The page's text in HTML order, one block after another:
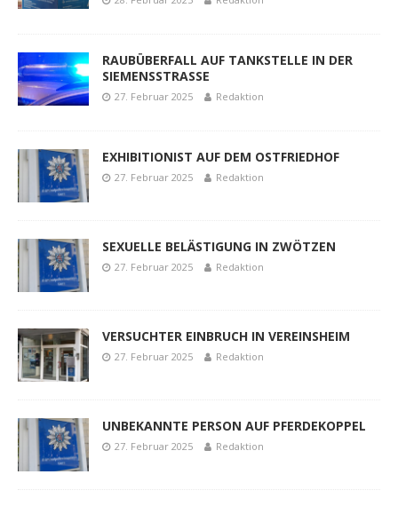
RAUBÜBERFALL AUF TANKSTELLE IN DER
SIEMENSSTRASSE
27. Februar 2025 Redaktion
EXHIBITIONIST AUF DEM OSTFRIEDHOF
27. Februar 2025 Redaktion
SEXUELLE BELÄSTIGUNG IN ZWÖTZEN
27. Februar 2025 Redaktion
VERSUCHTER EINBRUCH IN VEREINSHEIM
27. Februar 2025 Redaktion
UNBEKANNTE PERSON AUF PFERDEKOPPEL
27. Februar 2025 Redaktion